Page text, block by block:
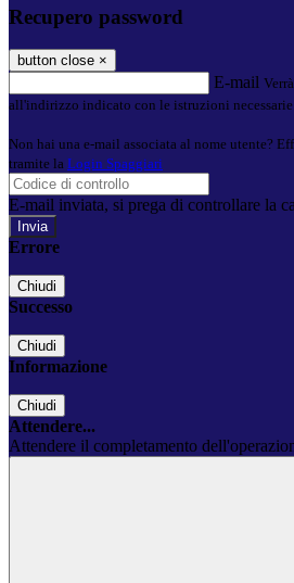
Recupero password
button close ×
E-mail
all'indirizzo indicato con le istruzioni necessarie.
Non hai una e-mail associata al nome utente?
tramite la Login Spaggiari
E-mail inviata, si prega di controllare la
Errore
Chiudi
Successo
Chiudi
Informazione
Chiudi
Attendere...
Attendere il completamento